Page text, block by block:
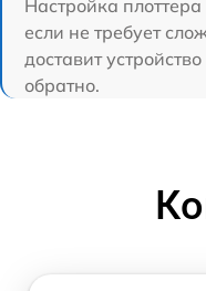
Настройка
если не требует
доставит
обратно.